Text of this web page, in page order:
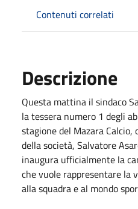
Contenuti correlati
Descrizione
Questa mattina il sindaco
la tessera numero 1 degli
stagione del Mazara
della società, Salvatore
inaugura ufficialmente la
che vuole rappresentare la
alla squadra e al mondo